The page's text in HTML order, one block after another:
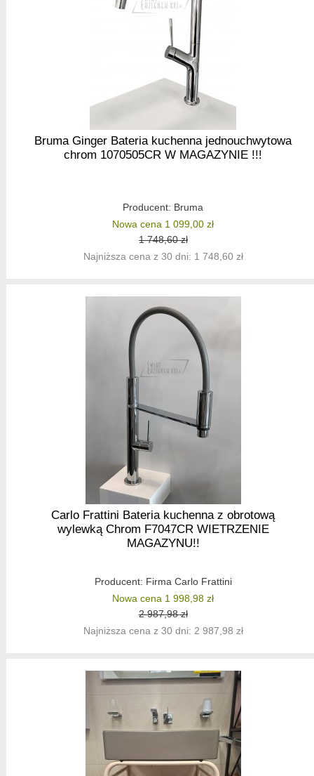
Bruma Ginger Bateria kuchenna jednouchwytowa
chrom 1070505CR W MAGAZYNIE !!!
Producent: Bruma
Nowa cena 1 099,00 zł
1 748,60 zł
Najniższa cena z 30 dni: 1 748,60 zł
Carlo Frattini Bateria kuchenna z obrotową
wylewką Chrom F7047CR WIETRZENIE
MAGAZYNU!!
Producent: Firma Carlo Frattini
Nowa cena 1 998,98 zł
2 987,98 zł
Najniższa cena z 30 dni: 2 987,98 zł